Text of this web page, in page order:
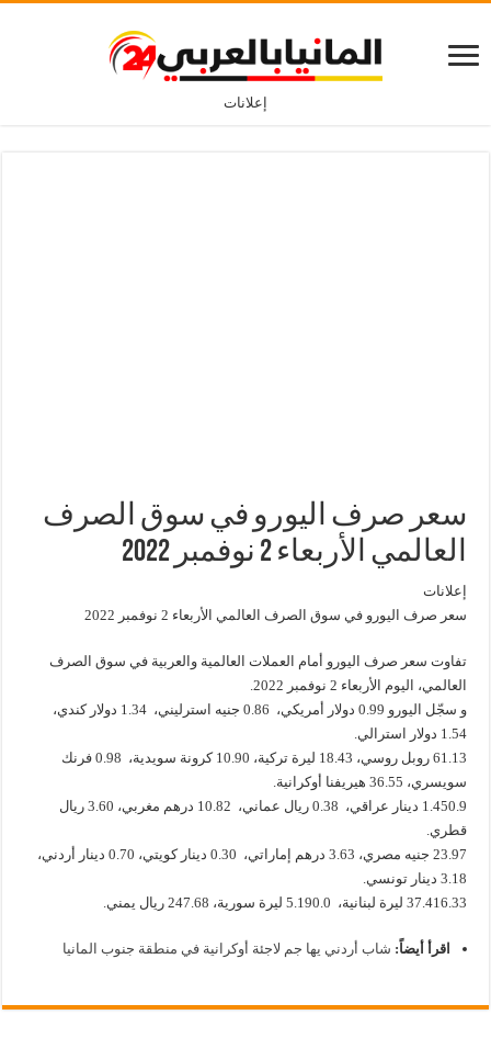
إعلانات
سعر صرف اليورو في سوق الصرف
العالمي الأربعاء 2 نوفمبر 2022
إعلانات
سعر صرف اليورو في سوق الصرف العالمي الأربعاء 2 نوفمبر 2022
تفاوت سعر صرف اليورو أمام العملات العالمية والعربية في سوق الصرف
العالمي، اليوم الأربعاء 2 نوفمبر 2022.
و سجّل اليورو 0.99 دولار أمريكي، 0.86 جنيه استرليني، 1.34 دولار كندي،
1.54 دولار استرالي.
61.13 روبل روسي، 18.43 ليرة تركية، 10.90 كرونة سويدية، 0.98 فرنك
سويسري، 36.55 هيريفنا أوكرانية.
1.450.9 دينار عراقي، 0.38 ريال عماني، 10.82 درهم مغربي، 3.60 ريال
قطري.
23.97 جنيه مصري، 3.63 درهم إماراتي، 0.30 دينار كويتي، 0.70 دينار أردني،
3.18 دينار تونسي.
37.416.33 ليرة لبنانية، 5.190.0 ليرة سورية، 247.68 ريال يمني.
اقرأ أيضاً: شاب أردني يها جم لاجئة أوكرانية في منطقة جنوب المانيا